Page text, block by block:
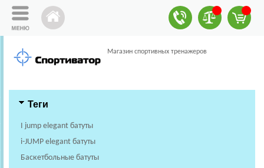
Магазин спортивных тренажеров
Теги
I jump elegant батуты
i-JUMP elegant батуты
Баскетбольные батуты